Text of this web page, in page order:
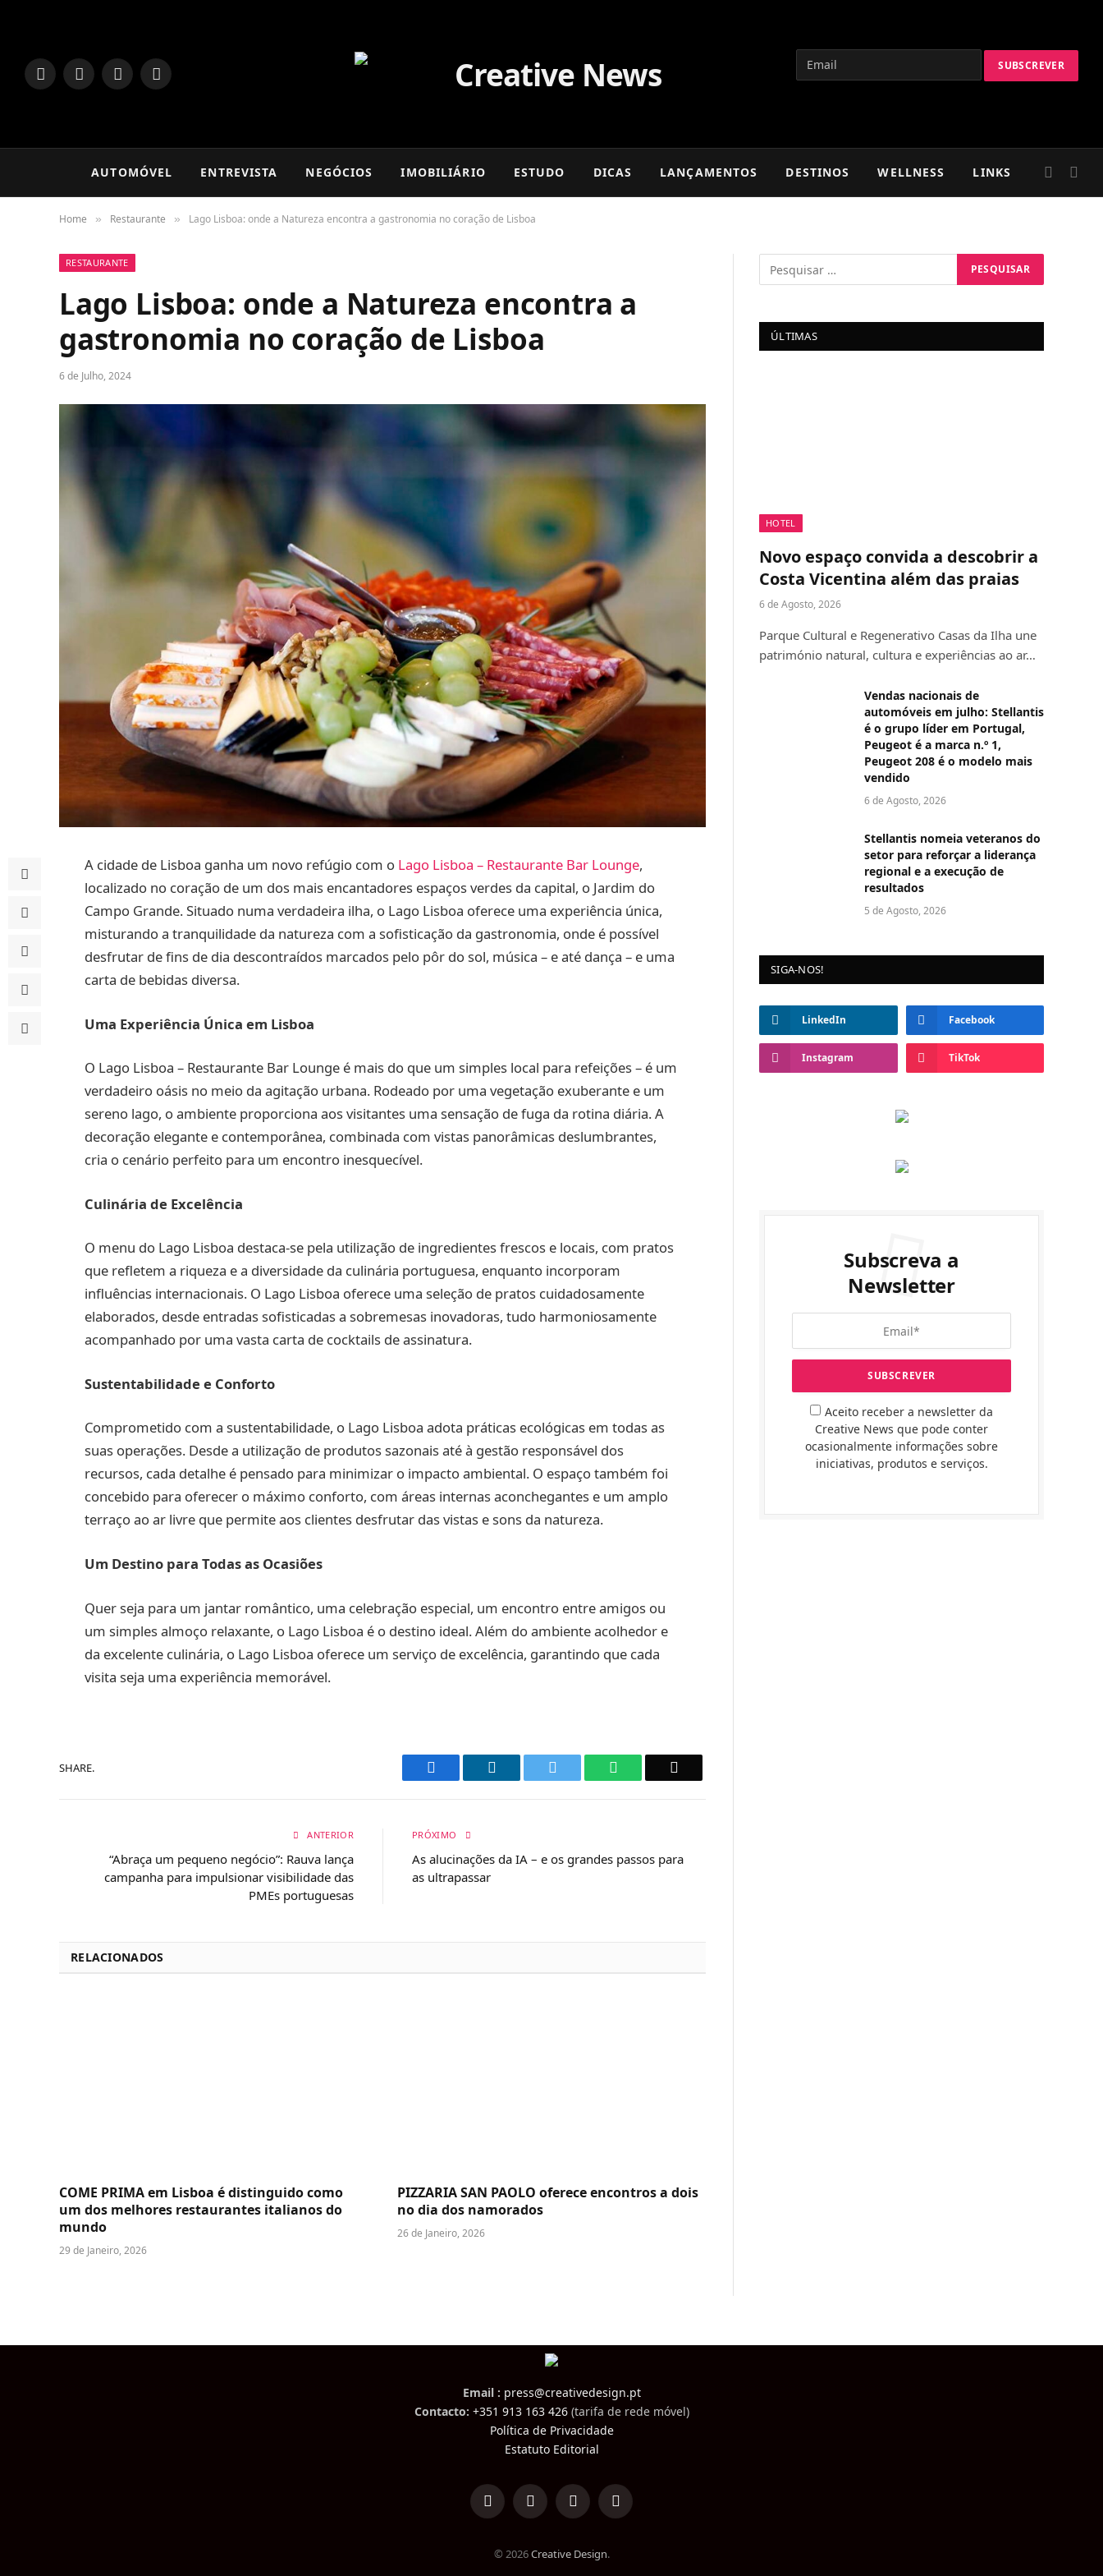
LinkedInFacebookInstagram
TikTok
AUTOMÓVEL ENTREVISTA NEGÓCIOS IMOBILIÁRIO ESTUDO DICAS LANÇAMENTOS DESTINOS WELLNESS LINKS
Home » Restaurante » Lago Lisboa: onde a Natureza encontra a gastronomia no coração de Lisboa
RESTAURANTE
Lago Lisboa: onde a Natureza encontra a
gastronomia no coração de Lisboa
6 de Julho, 2024
A cidade de Lisboa ganha um novo refúgio com o Lago Lisboa – Restaurante Bar Lounge,
localizado no coração de um dos mais encantadores espaços verdes da capital, o Jardim do
Campo Grande. Situado numa verdadeira ilha, o Lago Lisboa oferece uma experiência única,
misturando a tranquilidade da natureza com a sofisticação da gastronomia, onde é possível
desfrutar de fins de dia descontraídos marcados pelo pôr do sol, música – e até dança – e uma
carta de bebidas diversa.
Uma Experiência Única em Lisboa
O Lago Lisboa – Restaurante Bar Lounge é mais do que um simples local para refeições – é um
verdadeiro oásis no meio da agitação urbana. Rodeado por uma vegetação exuberante e um
sereno lago, o ambiente proporciona aos visitantes uma sensação de fuga da rotina diária. A
decoração elegante e contemporânea, combinada com vistas panorâmicas deslumbrantes,
cria o cenário perfeito para um encontro inesquecível.
Culinária de Excelência
O menu do Lago Lisboa destaca-se pela utilização de ingredientes frescos e locais, com pratos
que refletem a riqueza e a diversidade da culinária portuguesa, enquanto incorporam
influências internacionais. O Lago Lisboa oferece uma seleção de pratos cuidadosamente
elaborados, desde entradas sofisticadas a sobremesas inovadoras, tudo harmoniosamente
acompanhado por uma vasta carta de cocktails de assinatura.
Sustentabilidade e Conforto
Comprometido com a sustentabilidade, o Lago Lisboa adota práticas ecológicas em todas as
suas operações. Desde a utilização de produtos sazonais até à gestão responsável dos
recursos, cada detalhe é pensado para minimizar o impacto ambiental. O espaço também foi
concebido para oferecer o máximo conforto, com áreas internas aconchegantes e um amplo
terraço ao ar livre que permite aos clientes desfrutar das vistas e sons da natureza.
Um Destino para Todas as Ocasiões
Quer seja para um jantar romântico, uma celebração especial, um encontro entre amigos ou
um simples almoço relaxante, o Lago Lisboa é o destino ideal. Além do ambiente acolhedor e
da excelente culinária, o Lago Lisboa oferece um serviço de excelência, garantindo que cada
visita seja uma experiência memorável.
SHARE. Facebook LinkedIn WhatsApp
ANTERIOR
“Abraça um pequeno negócio”: Rauva lança
campanha para impulsionar visibilidade das
PMEs portuguesas
PRÓXIMO
As alucinações da IA – e os grandes passos para
as ultrapassar
RELACIONADOS
COME PRIMA em Lisboa é distinguido como
um dos melhores restaurantes italianos do
mundo
29 de Janeiro, 2026
PIZZARIA SAN PAOLO oferece encontros a dois
no dia dos namorados
26 de Janeiro, 2026
ÚLTIMAS
HOTEL
Novo espaço convida a descobrir a
Costa Vicentina além das praias
6 de Agosto, 2026
Parque Cultural e Regenerativo Casas da Ilha une
património natural, cultura e experiências ao ar…
Vendas nacionais de
automóveis em julho: Stellantis
é o grupo líder em Portugal,
Peugeot é a marca n.º 1,
Peugeot 208 é o modelo mais
vendido
6 de Agosto, 2026
Stellantis nomeia veteranos do
setor para reforçar a liderança
regional e a execução de
resultados
5 de Agosto, 2026
SIGA-NOS!
LinkedIn Facebook
Instagram TikTok
Subscreva a
Newsletter
Aceito receber a newsletter da
Creative News que pode conter
ocasionalmente informações sobre
iniciativas, produtos e serviços.
Email : press@creativedesign.pt
Contacto: +351 913 163 426(tarifa de rede móvel)
Política de Privacidade
Estatuto Editorial
LinkedInFacebookInstagramTikTok
© 2026Creative Design.